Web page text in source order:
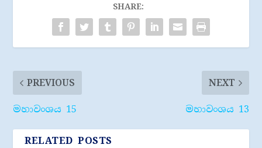
SHARE:
PREVIOUS
මහාවංශය 15
NEXT
මහාවංශය 13
RELATED POSTS